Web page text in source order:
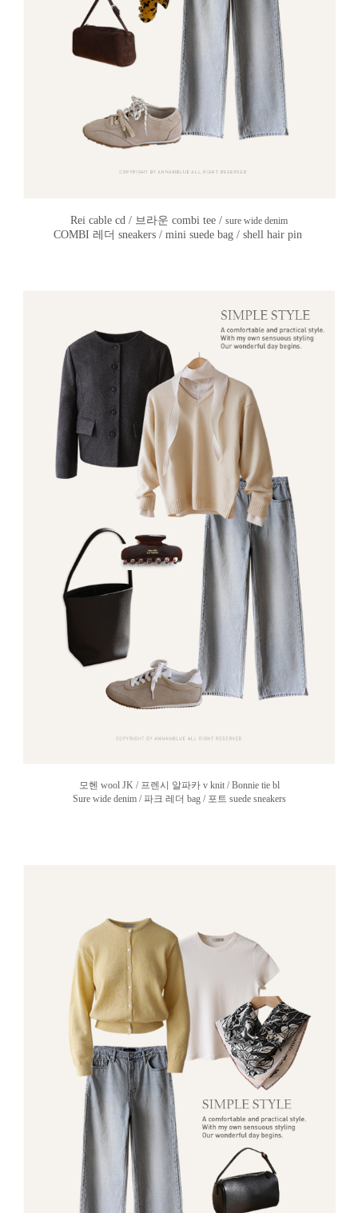
Rei cable cd / 브라운 combi tee / sure wide denim
COMBI 레더 sneakers / mini suede bag / shell hair pin
모헨 wool JK / 프렌시 알파카 v knit / Bonnie tie bl
Sure wide denim / 파크 레더 bag / 포트 suede sneakers